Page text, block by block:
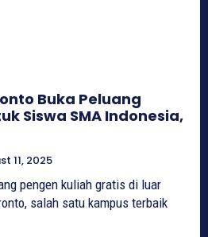
Buka Peluang
Siswa SMA Indonesia,
11, 2025
pengen kuliah gratis di luar
salah satu kampus terbaik